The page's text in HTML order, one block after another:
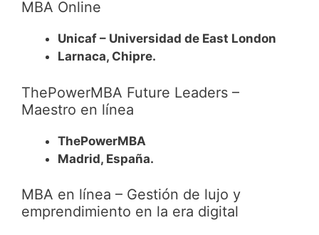
MBA Online
Unicaf – Universidad de East London
Larnaca, Chipre.
ThePowerMBA Future Leaders –
Maestro en línea
ThePowerMBA
Madrid, España.
MBA en línea – Gestión de lujo y
emprendimiento en la era digital